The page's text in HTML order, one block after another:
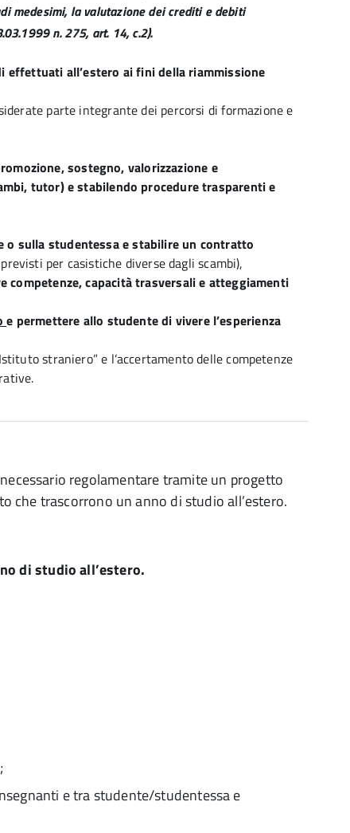
medesimi, la valutazione dei crediti e debiti
n. 275, art. 14, c.2).
effettuati all’estero ai fini della riammissione
parte integrante dei percorsi di formazione e
sostegno, valorizzazione e
tutor) e stabilendo procedure trasparenti e
o sulla studentessa e stabilire un contratto
per casistiche diverse dagli scambi),
capacità trasversali e atteggiamenti
e permettere allo studente di vivere l’esperienza
straniero” e l’accertamento delle competenze
regolamentare tramite un progetto
che trascorrono un anno di studio all’estero.
di studio all’estero.
e tra studente/studentessa e